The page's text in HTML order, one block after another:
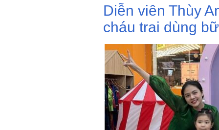
Diễn viên Thùy
cháu trai dùng